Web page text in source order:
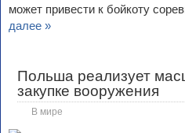
может привести к бойкоту
далее »
Польша реализует
закупке вооружения
В мире